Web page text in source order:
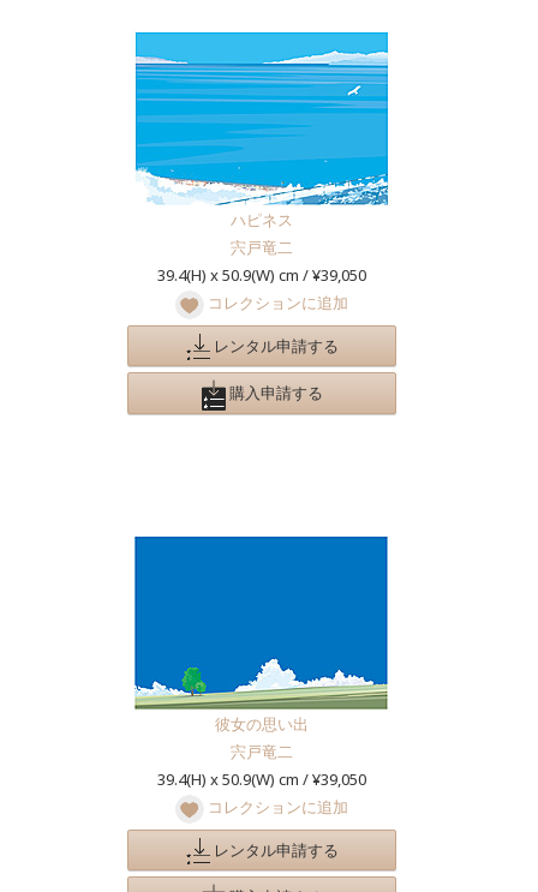
ハピネス
宍戸竜二
39.4(H) x 50.9(W) cm / ¥39,050
コレクションに追加
レンタル申請する
購入申請する
彼女の思い出
宍戸竜二
39.4(H) x 50.9(W) cm / ¥39,050
コレクションに追加
レンタル申請する